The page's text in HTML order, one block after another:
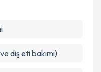
diş eti bakımı)